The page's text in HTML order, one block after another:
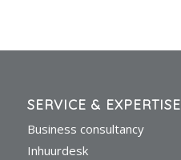
SERVICE & EXPERTISE
Business consultancy
Inhuurdesk